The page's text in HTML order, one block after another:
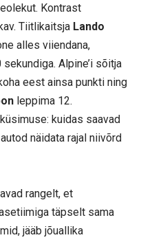
Kontrast
Tiitlikaitsja Lando
alles viiendana,
Alpine’i sõitja
eest ainsa punkti ning
leppima 12.
kuidas saavad
näidata rajal niivõrd
rangelt, et
täpselt sama
jääb jõuallika